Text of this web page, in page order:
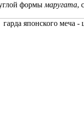
формы маругата,